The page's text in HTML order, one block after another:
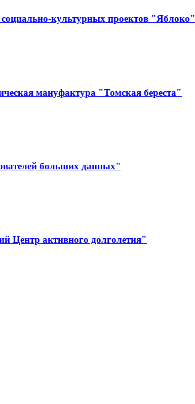
культурных проектов "Яблоко"
мануфактура "Томская береста"
больших данных"
Центр активного долголетия"